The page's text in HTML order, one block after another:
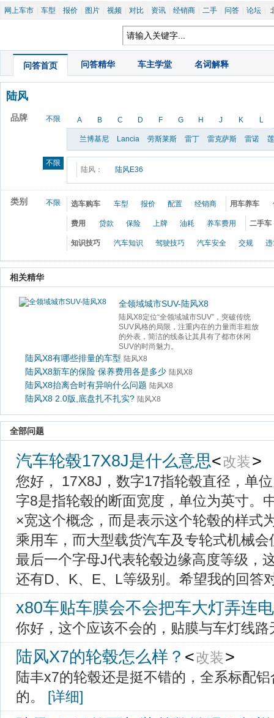
网上车市 车型 报价 图片 视频 对比 资讯 经销商 二手 问答 论坛
问答首页 问答精华 车主学堂 名词解释
陆风
品牌 不限 A B C D F G H J K L
兰博基尼 Lancia 劳斯莱斯 雷丁 雷克萨斯 雷诺
不限
陆风： 陆风E36
类别 不限 选车购车 车型 报价 配置 经销商 用车养车
费用 贷款 保险 上牌 油耗 养车费用 二手车
知识技巧 汽车知识 驾驶技巧 汽车安全 交规 违
相关精华
全领域城市SUV-陆风X8
陆风X8定位“全领域城市SUV”，突破传统
SUV风格的局限，注重内在的力量而非粗放
的外表，简洁的线条让其具有了都市休闲
SUV的时尚魅力。
陆风X8有哪些排量的车型 陆风X8
陆风X8新车的保险 保养费用各是多少 陆风X8
陆风X8抬离合时有异响什么问题 陆风X8
陆风X8 2.0版,底盘扎不扎实? 陆风X8
全部问题
汽车轮毂17X8J是什么意思<改装>
您好， 17X8J，数字17指轮毂直径，单
字8是指轮毂的断面宽度，单位为英寸。
×宽这个概念，而是表示这个轮毂的样式
乘用车，而大型载货汽车及专轮式机械
最后一个字母J代表轮毂边缘高度等级，
还有D、K、E、L等级别。希望我的回答
x80车贴车膜会不会把车大灯弄连电
你好，这个应该不会的，贴膜与车灯线
陆风X7的轮毂怎么样？ <改装>
陆丰x7的轮毂还是挺不错的，全系标配
的。 [详细]